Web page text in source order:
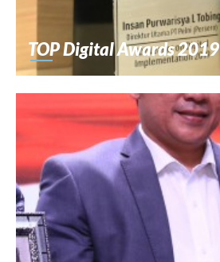
TOP Digital Awards 2019